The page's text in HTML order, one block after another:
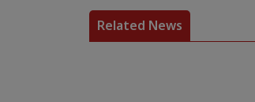
Related News